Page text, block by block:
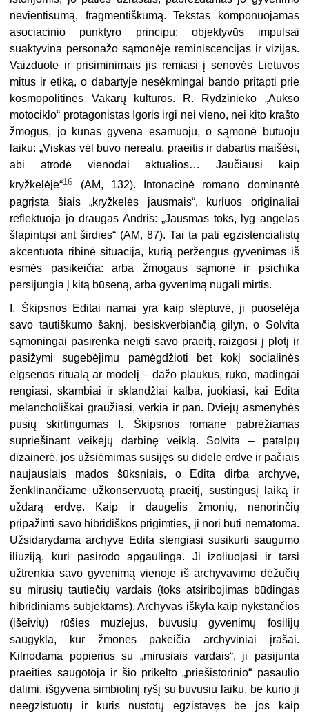
nevientisumą, fragmentiškumą. Tekstas komponuojamas
asociacinio punktyro principu: objektyvūs impulsai
suaktyvina personažo sąmonėje reminiscencijas ir vizijas.
Vaizduote ir prisiminimais jis remiasi į senovės Lietuvos
mitus ir etiką, o dabartyje nesėkmingai bando pritapti prie
kosmopolitinės Vakarų kultūros. R. Rydzinieko „Aukso
motociklo“ protagonistas Igoris irgi nei vieno, nei kito krašto
žmogus, jo kūnas gyvena esamuoju, o sąmonė būtuoju
laiku: „Viskas vėl buvo nerealu, praeitis ir dabartis maišėsi,
abi atrodė vienodai aktualios… Jaučiausi kaip
kryžkelėje“16 (AM, 132). Intonacinė romano dominantė
pagrįsta šiais „kryžkelės jausmais“, kuriuos originaliai
reflektuoja jo draugas Andris: „Jausmas toks, lyg angelas
šlapintųsi ant širdies“ (AM, 87). Tai ta pati egzistencialistų
akcentuota ribinė situacija, kurią peržengus gyvenimas iš
esmės pasikeičia: arba žmogaus sąmonė ir psichika
persijungia į kitą būseną, arba gyvenimą nugali mirtis.
I. Škipsnos Editai namai yra kaip slėptuvė, ji puoselėja
savo tautiškumo šaknį, besiskverbiančią gilyn, o Solvita
sąmoningai pasirenka neigti savo praeitį, raizgosi į plotį ir
pasižymi sugebėjimu pamėgdžioti bet kokį socialinės
elgsenos ritualą ar modelį – dažo plaukus, rūko, madingai
rengiasi, skambiai ir sklandžiai kalba, juokiasi, kai Edita
melancholiškai graužiasi, verkia ir pan. Dviejų asmenybės
pusių skirtingumas I. Škipsnos romane pabrėžiamas
supriešinant veikėjų darbinę veiklą. Solvita – patalpų
dizainerė, jos užsiėmimas susijęs su didele erdve ir pačiais
naujausiais mados šūksniais, o Edita dirba archyve,
ženklinančiame užkonservuotą praeitį, sustingusį laiką ir
uždarą erdvę. Kaip ir daugelis žmonių, nenorinčių
pripažinti savo hibridiškos prigimties, ji nori būti nematoma.
Užsidarydama archyve Edita stengiasi susikurti saugumo
iliuziją, kuri pasirodo apgaulinga. Ji izoliuojasi ir tarsi
užtrenkia savo gyvenimą vienoje iš archyvavimo dėžučių
su mirusių tautiečių vardais (toks atsiribojimas būdingas
hibridiniams subjektams). Archyvas iškyla kaip nykstančios
(išeivių) rūšies muziejus, buvusių gyvenimų fosilijų
saugykla, kur žmones pakeičia archyviniai įrašai.
Kilnodama popierius su „mirusiais vardais“, ji pasijunta
praeities saugotoja ir šio prikelto „priešistorinio“ pasaulio
dalimi, išgyvena simbiotinį ryšį su buvusiu laiku, be kurio ji
neegzistuotų ir kuris nustotų egzistavęs be jos kaip